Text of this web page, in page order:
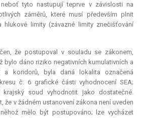
neboť tyto nastupují teprve v závislosti na
záměrů, které musí především plnit
hlukové limity (závazné limity znečišťování
že postupoval v souladu se zákonem,
bylo dáno riziko negativních kumulativních a
a koridorů, byla daná lokalita označená
č. 6 grafické části vyhodnocení SEA;
krajský soud vyhodnotit jako dostatečné.
že v žádném ustanovení zákona není uveden
mělo být postupováno; lze vycházet